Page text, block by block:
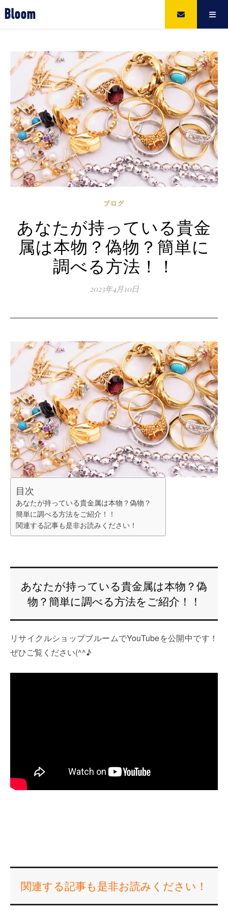
Bloom
ブログ
あなたが持っている貴金
属は本物？偽物？簡単に
調べる方法！！
2023年4月10日
目次
あなたが持っている貴金属は本物？偽物？
簡単に調べる方法をご紹介！！
関連する記事も是非お読みください！
あなたが持っている貴金属は本物？偽
物？簡単に調べる方法をご紹介！！
リサイクルショップブルームでYouTubeを公開中です！
ぜひご覧ください(^^♪
関連する記事も是非お読みください！